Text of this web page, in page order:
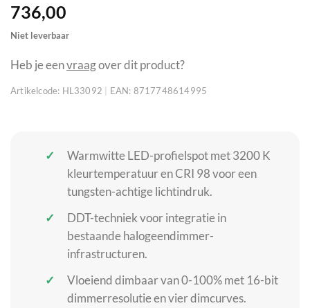
736,00
Niet leverbaar
Heb je eenvraagover dit product?
Artikelcode: HL33092 EAN: 8717748614995
Warmwitte LED-profielspot met 3200 K
kleurtemperatuur en CRI 98 voor een
tungsten-achtige lichtindruk.
DDT-techniek voor integratie in
bestaande halogeendimmer-
infrastructuren.
Vloeiend dimbaar van 0-100% met 16-bit
dimmerresolutie en vier dimcurves.